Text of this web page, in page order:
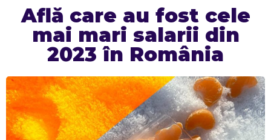
Află care au fost cele
mai mari salarii din
2023 în România